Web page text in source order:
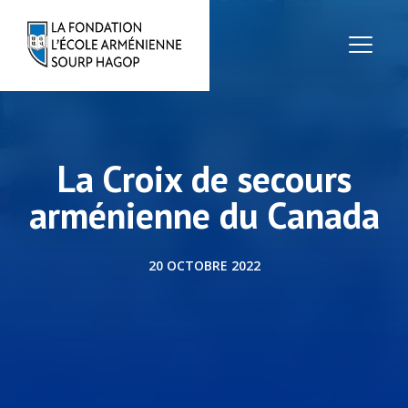
La Croix de secours
arménienne du Canada
20 OCTOBRE 2022